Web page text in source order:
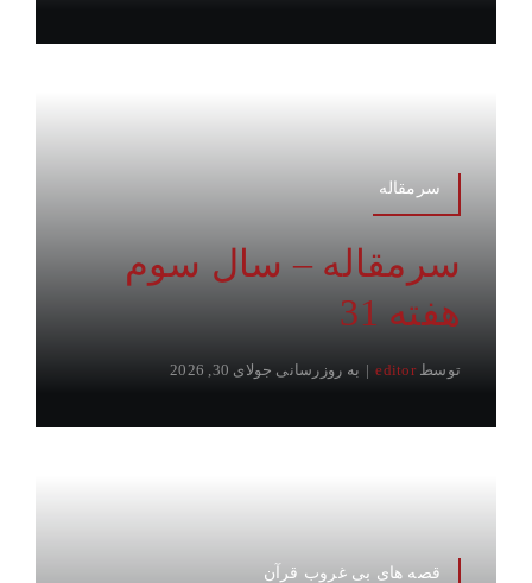
سرمقاله
سرمقاله – سال سوم
هفته 31
توسطeditor
| به روزرسانی جولای 30, 2026
قصه های بی غروب قرآن